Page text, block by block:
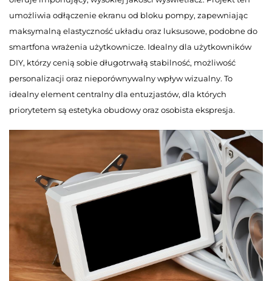
umożliwia odłączenie ekranu od bloku pompy, zapewniając
maksymalną elastyczność układu oraz luksusowe, podobne do
smartfona wrażenia użytkownicze. Idealny dla użytkowników
DIY, którzy cenią sobie długotrwałą stabilność, możliwość
personalizacji oraz nieporównywalny wpływ wizualny. To
idealny element centralny dla entuzjastów, dla których
priorytetem są estetyka obudowy oraz osobista ekspresja.